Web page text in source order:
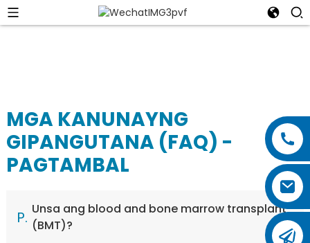
MGA KANUNAYNG
GIPANGUTANA (FAQ) -
PAGTAMBAL
P. Unsa ang blood and bone marrow transplant
(BMT)?